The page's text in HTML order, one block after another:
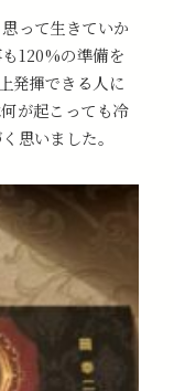
って生きていか
120%の準備を
発揮できる人に
が起こっても冷
思いました。